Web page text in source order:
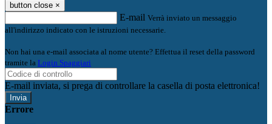
button close ×
E-mail Verrà inviato un messaggio
all'indirizzo indicato con le istruzioni necessarie.
Non hai una e-mail associata al nome utente? Effettua il reset della password
tramite la Login Spaggiari
E-mail inviata, si prega di controllare la casella di posta elettronica!
Errore